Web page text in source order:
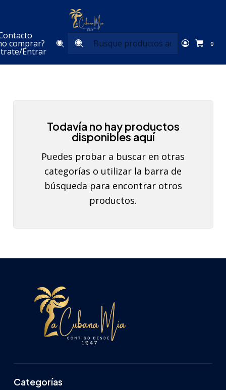
comprar?
Entrar
0
Bebidas
Refrescos Gaseados
Todavía no hay productos
disponibles aquí
Puedes probar a buscar en otras
categorías o utilizar la barra de
búsqueda para encontrar otros
productos.
Categorías